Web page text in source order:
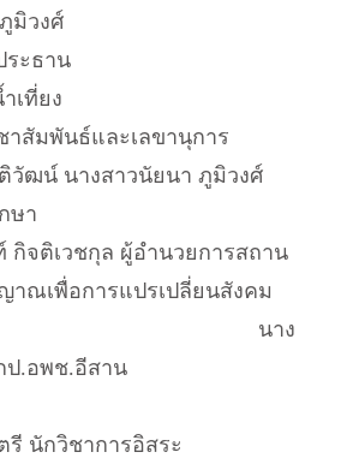
มิวงศ์
ระธาน
เที่ยง
นธ์และเลขานุการ
วัฒน์ นางสาวนัยนา ภูมิวงศ์
กษา
กิจติเวชกุล ผู้อำนวยการสถาน
าณเพื่อการแปรเปลี่ยนสังคม
ง
ป.อพช.อีสาน
รี นักวิชาการอิสระ